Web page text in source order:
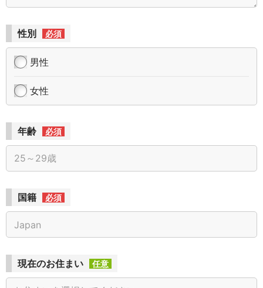
性別 必須
男性
女性
年齢 必須
国籍 必須
現在のお住まい 任意